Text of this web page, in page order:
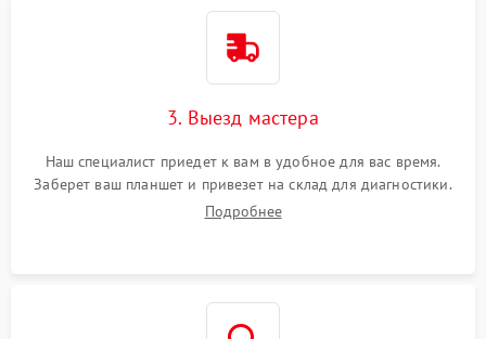
3. Выезд мастера
Наш специалист приедет к вам в удобное для вас время.
Заберет ваш планшет и привезет на склад для диагностики.
Подробнее